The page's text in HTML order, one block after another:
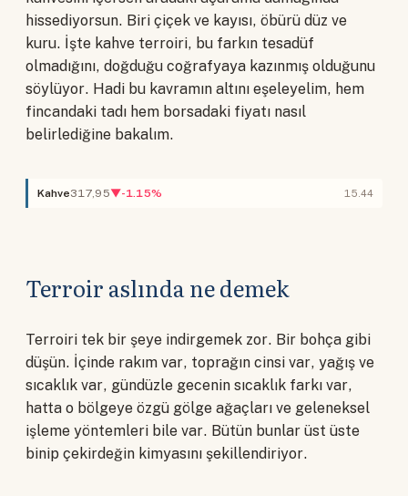
hissediyorsun. Biri çiçek ve kayısı, öbürü düz ve
kuru. İşte kahve terroiri, bu farkın tesadüf
olmadığını, doğduğu coğrafyaya kazınmış olduğunu
söylüyor. Hadi bu kavramın altını eşeleyelim, hem
fincandaki tadı hem borsadaki fiyatı nasıl
belirlediğine bakalım.
Kahve317,95▼-1.15% 15.44
Terroir aslında ne demek
Terroiri tek bir şeye indirgemek zor. Bir bohça gibi
düşün. İçinde rakım var, toprağın cinsi var, yağış ve
sıcaklık var, gündüzle gecenin sıcaklık farkı var,
hatta o bölgeye özgü gölge ağaçları ve geleneksel
işleme yöntemleri bile var. Bütün bunlar üst üste
binip çekirdeğin kimyasını şekillendiriyor.